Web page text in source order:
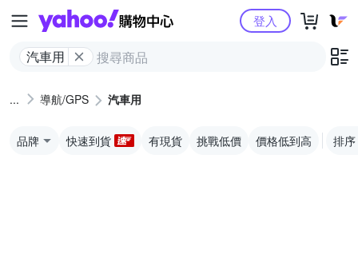
Yahoo購物中心
汽車用
登入
導航/GPS 汽車用
品牌 快速到貨 有現貨 挑戰低價 價格低到高 排序